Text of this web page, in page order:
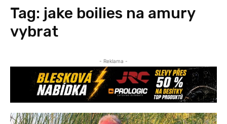
Tag: jake boilies na amury
vybrat
- Reklama -